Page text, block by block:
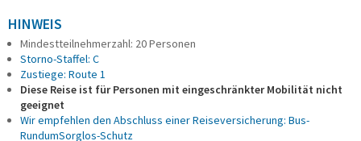
HINWEIS
Mindestteilnehmerzahl: 20 Personen
Storno-Staffel: C
Zustiege: Route 1
Diese Reise ist für Personen mit eingeschränkter Mobilität nicht
geeignet
Wir empfehlen den Abschluss einer Reiseversicherung: Bus-
RundumSorglos-Schutz